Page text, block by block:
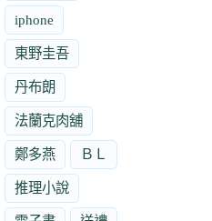
iphone
東野圭吾
丹布朗
法蘭克肉舖
鄭多燕 ＢＬ
推理小說